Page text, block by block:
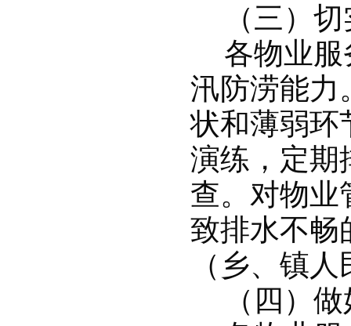
（三）
各物业
汛防涝能力
状和薄弱环
演练，定期
查。对物业
致排水不畅
（乡、镇
（四）